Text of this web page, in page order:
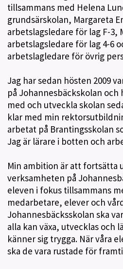
tillsammans med Helena
grundsärskolan, Margareta
arbetslagsledare för lag F-3,
arbetslagsledare för lag 4-6
arbetslagledare för övrig
Jag har sedan hösten 2009
på Johannesbäckskolan
med och utveckla skolan
klar med min
arbetat på Brantingsskolan
Jag är lärare i botten och
Min ambition är att fortsätta
verksamheten på
eleven i fokus tillsammans
medarbetare, elever och
Johannesbäcksskolan ska
alla kan växa, utvecklas och
känner sig trygga. När våra
ska de vara rustade för